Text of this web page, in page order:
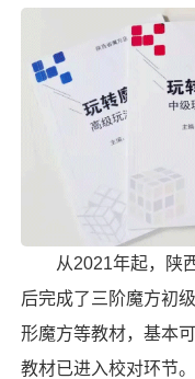
从2021年起，陕
后完成了三阶魔方初
形魔方等教材，基本
教材已进入校对环节。